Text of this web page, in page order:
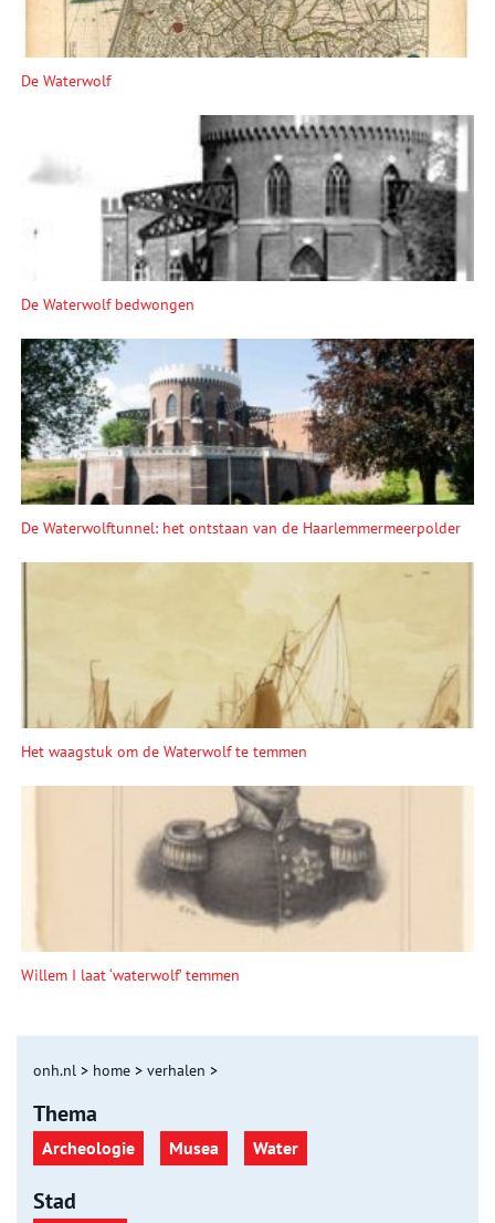
De Waterwolf
De Waterwolf bedwongen
De Waterwolftunnel: het ontstaan van de Haarlemmermeerpolder
Het waagstuk om de Waterwolf te temmen
Willem I laat ‘waterwolf’ temmen
onh.nl > home > verhalen >
Thema
Archeologie Musea Water
Stad